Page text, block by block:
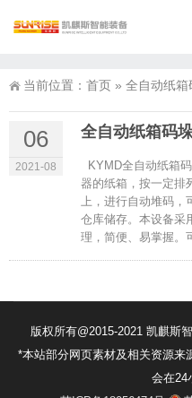
当前位置： 首页 » 全自动纸箱
06
2021-08
全自动纸箱码
KYMD全自动纸箱
器的纸箱，按一定排
上，进行自动堆码，
仓库储存。本设备采
理，简便、易掌握。
版权所有@2015-2021 凯麒斯
*本站部分网页素材及相关资源来
会在24